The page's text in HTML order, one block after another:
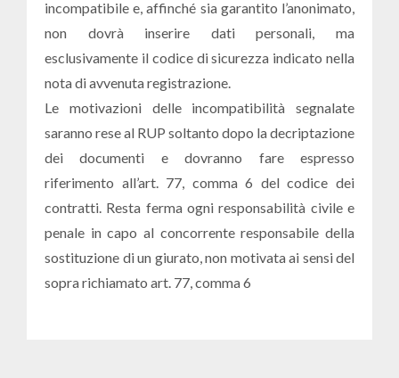
incompatibile e, affinché sia garantito l’anonimato,
non dovrà inserire dati personali, ma
esclusivamente il codice di sicurezza indicato nella
nota di avvenuta registrazione.
Le motivazioni delle incompatibilità segnalate
saranno rese al RUP soltanto dopo la decriptazione
dei documenti e dovranno fare espresso
riferimento all’art. 77, comma 6 del codice dei
contratti. Resta ferma ogni responsabilità civile e
penale in capo al concorrente responsabile della
sostituzione di un giurato, non motivata ai sensi del
sopra richiamato art. 77, comma 6